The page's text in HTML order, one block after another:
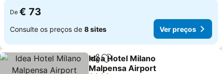
De € 73
Consulte os preços de 8 sites Ver preços
PartilharAdicionar aos favoritos
Idea Hotel Milano
Malpensa Airport